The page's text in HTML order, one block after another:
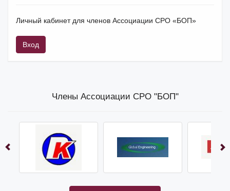
Личный кабинет для членов Ассоциации СРО «БОП»
Вход
Члены Ассоциации СРО "БОП"